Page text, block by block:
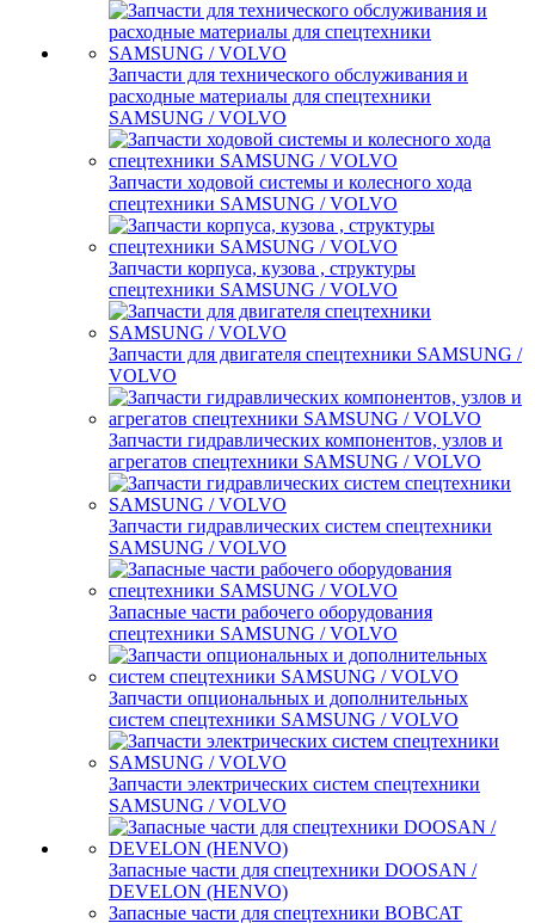
Запчасти для технического обслуживания и
расходные материалы для спецтехники
SAMSUNG / VOLVO
Запчасти ходовой системы и колесного хода
спецтехники SAMSUNG / VOLVO
Запчасти корпуса, кузова , структуры
спецтехники SAMSUNG / VOLVO
Запчасти для двигателя спецтехники SAMSUNG /
VOLVO
Запчасти гидравлических компонентов, узлов и
агрегатов спецтехники SAMSUNG / VOLVO
Запчасти гидравлических систем спецтехники
SAMSUNG / VOLVO
Запасные части рабочего оборудования
спецтехники SAMSUNG / VOLVO
Запчасти опциональных и дополнительных
систем спецтехники SAMSUNG / VOLVO
Запчасти электрических систем спецтехники
SAMSUNG / VOLVO
Запасные части для спецтехники DOOSAN /
DEVELON (HENVO)
Запасные части для спецтехники BOBCAT